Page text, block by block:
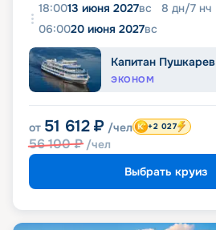
18:0013 июня 2027вс 8 дн/7 нч
06:0020 июня 2027вс
Капитан Пушкарев
ЭКОНОМ
от 51 612 ₽ /чел
56 100₽ /чел
+2 027
Выбрать круиз